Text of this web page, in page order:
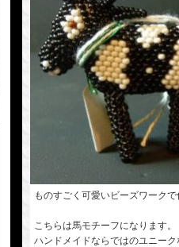
ものすごく可愛いビーズワーク
こちらは馬モチーフになります。
ハンドメイドならではのユニー